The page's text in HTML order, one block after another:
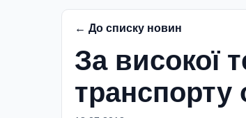
← До списку новин
За високої
транспорту